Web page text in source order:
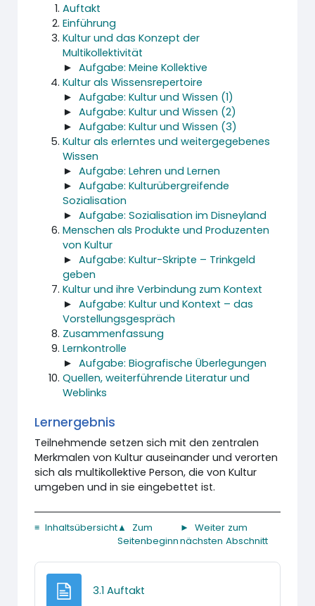
Auftakt
Einführung
Kultur und das Konzept der
Multikollektivität
►Aufgabe: Meine Kollektive
Kultur als Wissensrepertoire
►Aufgabe: Kultur und Wissen (1)
►Aufgabe: Kultur und Wissen (2)
►Aufgabe: Kultur und Wissen (3)
Kultur als erlerntes und weitergegebenes
Wissen
►Aufgabe: Lehren und Lernen
►Aufgabe: Kulturübergreifende
Sozialisation
►Aufgabe: Sozialisation im Disneyland
Menschen als Produkte und Produzenten
von Kultur
►Aufgabe: Kultur-Skripte – Trinkgeld
geben
Kultur und ihre Verbindung zum Kontext
►Aufgabe: Kultur und Kontext – das
Vorstellungsgespräch
Zusammenfassung
Lernkontrolle
►Aufgabe: Biografische Überlegungen
Quellen, weiterführende Literatur und
Weblinks
Lernergebnis
Teilnehmende setzen sich mit den zentralen
Merkmalen von Kultur auseinander und verorten
sich als multikollektive Person, die von Kultur
umgeben und in sie eingebettet ist.
≡ Inhaltsübersicht▲ Zum
Seitenbeginn
► Weiter zum
nächsten Abschnitt
3.1 Auftakt